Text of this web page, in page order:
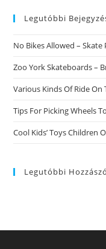
Legutóbbi
No Bikes Allowed – Skate
Zoo York Skateboards –
Various Kinds Of Ride On
Tips For Picking Wheels
Cool Kids’ Toys Children
Legutóbbi